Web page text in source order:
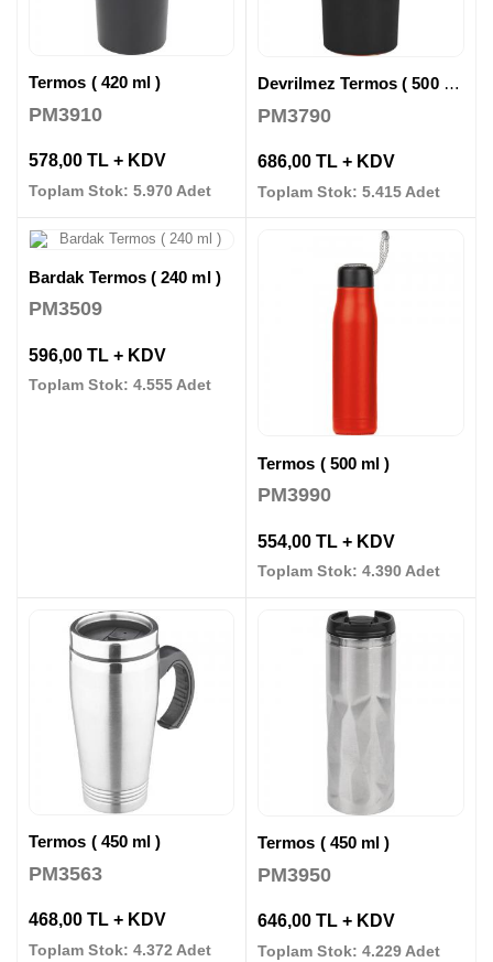
Termos ( 420 ml )
PM3910
578,00 TL + KDV
Toplam Stok: 5.970 Adet
Devrilmez Termos ( 500 ml )
PM3790
686,00 TL + KDV
Toplam Stok: 5.415 Adet
Bardak Termos ( 240 ml )
PM3509
596,00 TL + KDV
Toplam Stok: 4.555 Adet
Termos ( 500 ml )
PM3990
554,00 TL + KDV
Toplam Stok: 4.390 Adet
Termos ( 450 ml )
PM3563
468,00 TL + KDV
Toplam Stok: 4.372 Adet
Termos ( 450 ml )
PM3950
646,00 TL + KDV
Toplam Stok: 4.229 Adet